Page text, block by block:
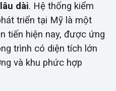
dài. Hệ thống kiểm
triển tại Mỹ là một
tiến hiện nay, được ứng
trình có diện tích lớn
và khu phức hợp